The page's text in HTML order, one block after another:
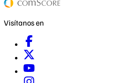
Visítanos en